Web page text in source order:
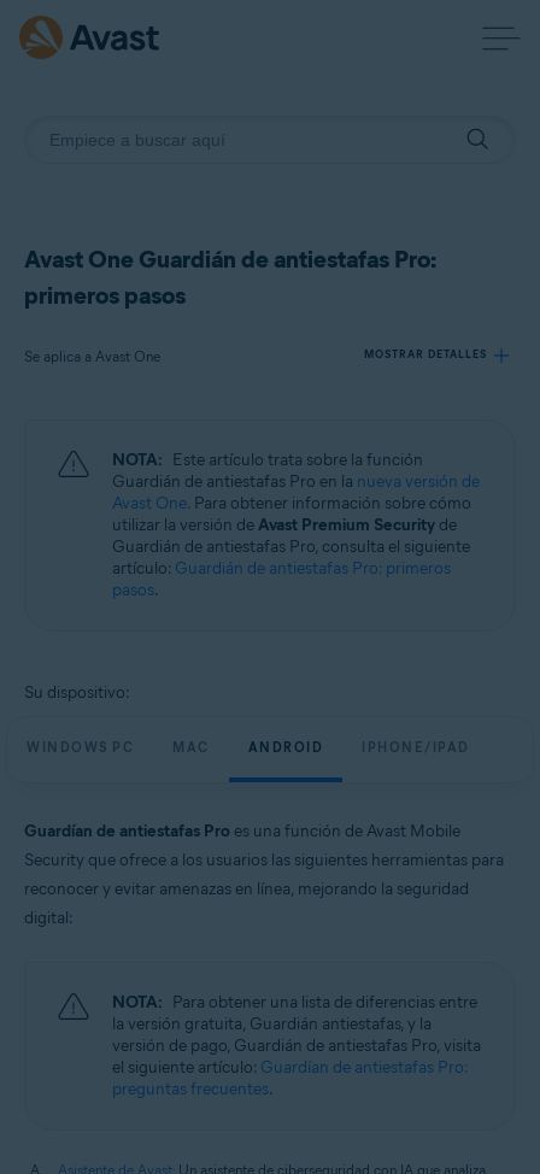
Avast One Guardián de antiestafas Pro:
primeros pasos
Se aplica a Avast One MOSTRAR DETALLES
Avast One
Sistemas operativos:
Windows, macOS, Android y iOS
NOTA: Este artículo trata sobre la función
Guardián de antiestafas Pro en la nueva versión de
Avast One. Para obtener información sobre cómo
utilizar la versión deAvast Premium Security de
Guardián de antiestafas Pro, consulta el siguiente
artículo: Guardián de antiestafas Pro: primeros
pasos.
Su dispositivo:
WINDOWS PC MAC ANDROID IPHONE/IPAD
Guardían de antiestafas Pro es una función de Avast Mobile
Security que ofrece a los usuarios las siguientes herramientas para
reconocer y evitar amenazas en línea, mejorando la seguridad
digital:
NOTA: Para obtener una lista de diferencias entre
la versión gratuita, Guardián antiestafas, y la
versión de pago, Guardián de antiestafas Pro, visita
el siguiente artículo: Guardían de antiestafas Pro:
preguntas frecuentes.
Asistente de Avast: Un asistente de ciberseguridad con IA que analiza